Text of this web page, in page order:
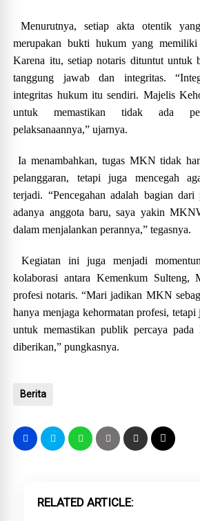
Menurutnya, setiap akta otentik
merupakan bukti hukum yang
Karena itu, setiap notaris dituntut untuk
tanggung jawab dan integritas.
integritas hukum itu sendiri. Majelis
untuk memastikan tidak ada
pelaksanaannya,” ujarnya.
Ia menambahkan, tugas MKN tidak
pelanggaran, tetapi juga mencegah
terjadi. “Pencegahan adalah bagian dari
adanya anggota baru, saya yakin
dalam menjalankan perannya,” tegasnya.
Kegiatan ini juga menjadi
kolaborasi antara Kemenkum Sulteng,
profesi notaris. “Mari jadikan MKN
hanya menjaga kehormatan profesi, tetapi
untuk memastikan publik percaya pada
diberikan,” pungkasnya.
Berita
RELATED ARTICLE